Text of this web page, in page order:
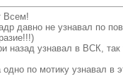
Всем!
давно не узнавал по
назад узнавал в ВСК,
одно по мотику узнавал в